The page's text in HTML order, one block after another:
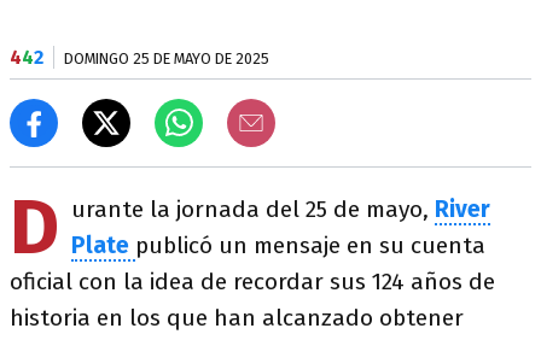
442 DOMINGO 25 DE MAYO DE 2025
D urante la jornada del 25 de mayo, River
Plate publicó un mensaje en su cuenta
oficial con la idea de recordar sus 124 años de
historia en los que han alcanzado obtener